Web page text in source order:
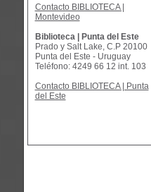
Contacto BIBLIOTECA |
Montevideo
Biblioteca | Punta del Este
Prado y Salt Lake, C.P 20100
Punta del Este - Uruguay
Teléfono: 4249 66 12 int. 103
Contacto BIBLIOTECA | Punta
del Este